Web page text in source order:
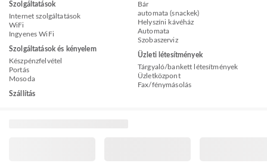
Szolgáltatások
Internet szolgáltatások
WiFi
Ingyenes WiFi
Szolgáltatások és kényelem
Készpénzfelvétel
Portás
Mosoda
Szállítás
Bár
automata (snackek)
Helyszíni kávéház
Automata
Szobaszerviz
Üzleti létesítmények
Tárgyaló/bankett létesítmények
Üzletközpont
Fax/fénymásolás